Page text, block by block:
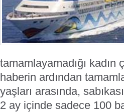
tamamlayamadığı kadın
haberin ardından
yaşları arasında,
2 ay içinde sadece 100